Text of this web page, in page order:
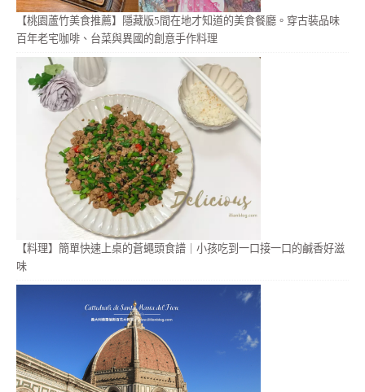
【桃園蘆竹美食推薦】隱藏版5間在地才知道的美食餐廳。穿古裝品味
百年老宅咖啡、台菜與異國的創意手作料理
【料理】簡單快速上桌的蒼蠅頭食譜｜小孩吃到一口接一口的鹹香好滋
味